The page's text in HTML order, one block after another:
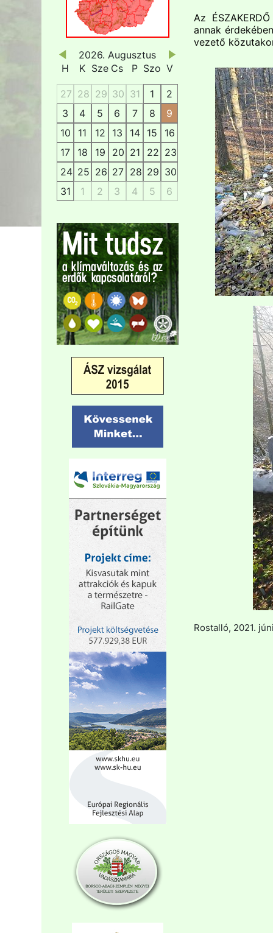
2026. Augusztus
H
K Sze Cs P Szo V
27 28 29 30 31 1
2
3
4 5 6 7 8
9
10
11 12 13 14 15
16
17
18 19 20 21 22 23
24 25 26 27 28 29 30
31
1 2 3 4 5 6
Az
annak
vezető
Rostalló, 2021.